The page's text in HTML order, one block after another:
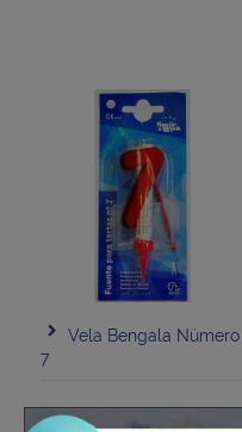
Vela Bengala Número
7
1 unidad